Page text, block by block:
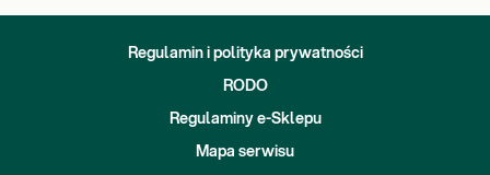
Regulamin i polityka prywatności
RODO
Regulaminy e-Sklepu
Mapa serwisu